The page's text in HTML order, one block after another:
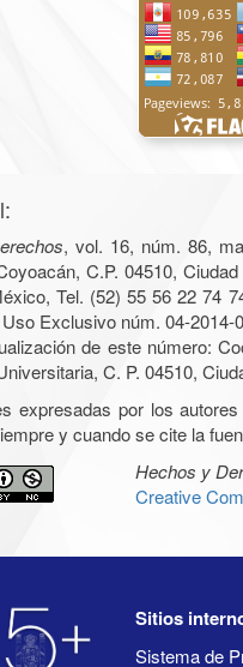
, vol. 16, núm. 86,
C.P. 04510,
Tel. (52) 55 56 22 74
Exclusivo núm. 04-
de este número:
C. P. 04510,
expresadas por los
y cuando se cite la
Hechos y
Creative
Sitios
Sistema de